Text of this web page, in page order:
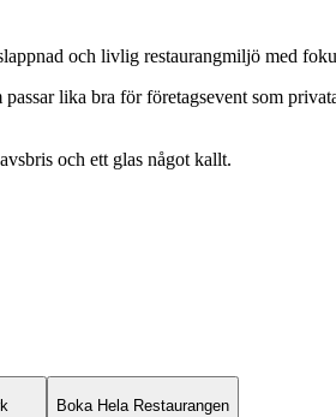
och livlig restaurangmiljö med
passar lika bra för företagsevent som
och ett glas något kallt.
Boka Hela Restaurangen